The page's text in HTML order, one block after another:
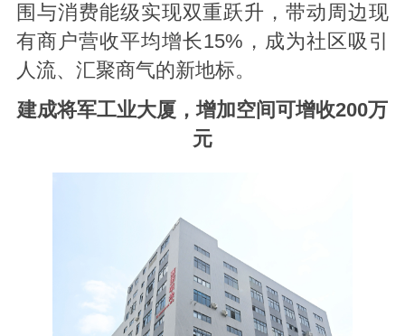
围与消费能级实现双重跃升，带动周边现
有商户营收平均增长15%，成为社区吸引
人流、汇聚商气的新地标。
建成将军工业大厦，增加空间可增收200万
元